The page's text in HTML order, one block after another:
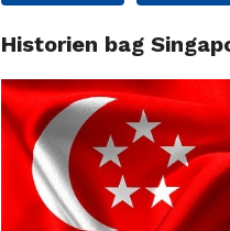
Historien bag